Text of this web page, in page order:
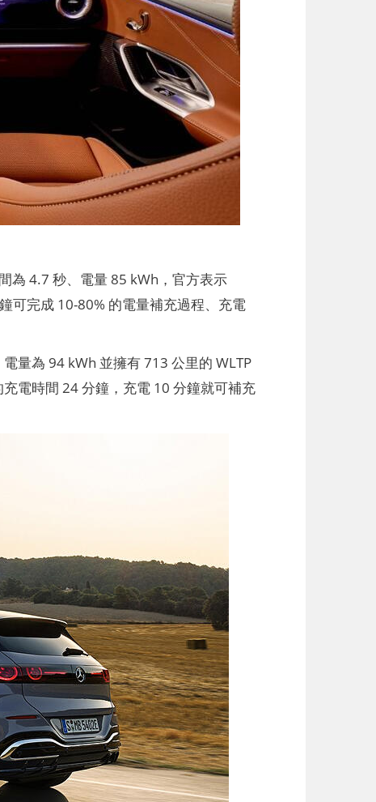
為 4.7 秒、電量 85 kWh，官方表示
可完成 10-80% 的電量補充過程、充電
量為 94 kWh 並擁有 713 公里的 WLTP
電時間 24 分鐘，充電 10 分鐘就可補充